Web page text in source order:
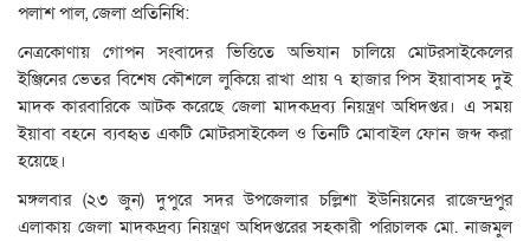
পলাশ পাল, জেলা প্রতিনিধি:
নেত্রকোণায় গোপন সংবাদের ভিত্তিতে অভিযান চালিয়ে মোটরসাইকেলের
ইঞ্জিনের ভেতর বিশেষ কৌশলে লুকিয়ে রাখা প্রায় ৭ হাজার পিস ইয়াবাসহ দুই
মাদক কারবারিকে আটক করেছে জেলা মাদকদ্রব্য নিয়ন্ত্রণ অধিদপ্তর। এ সময়
ইয়াবা বহনে ব্যবহৃত একটি মোটরসাইকেল ও তিনটি মোবাইল ফোন জব্দ করা
হয়েছে।
মঙ্গলবার (২৩ জুন) দুপুরে সদর উপজেলার চল্লিশা ইউনিয়নের রাজেন্দ্রপুর
এলাকায় জেলা মাদকদ্রব্য নিয়ন্ত্রণ অধিদপ্তরের সহকারী পরিচালক মো. নাজমুল